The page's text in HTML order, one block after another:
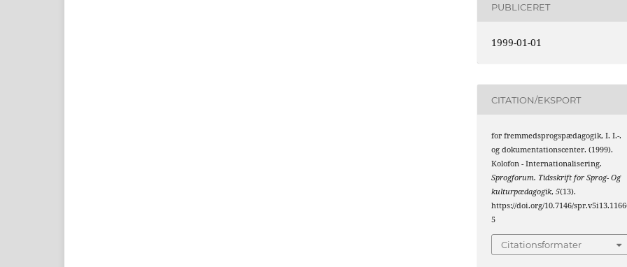
PUBLICERET
1999-01-01
CITATION/EKSPORT
for fremmedsprogspædagogik, I. I.-.
og dokumentationscenter. (1999).
Kolofon - Internationalisering.
Sprogforum. Tidsskrift for Sprog- Og
kulturpædagogik,5(13).
https://doi.org/10.7146/
5
Citationsformater